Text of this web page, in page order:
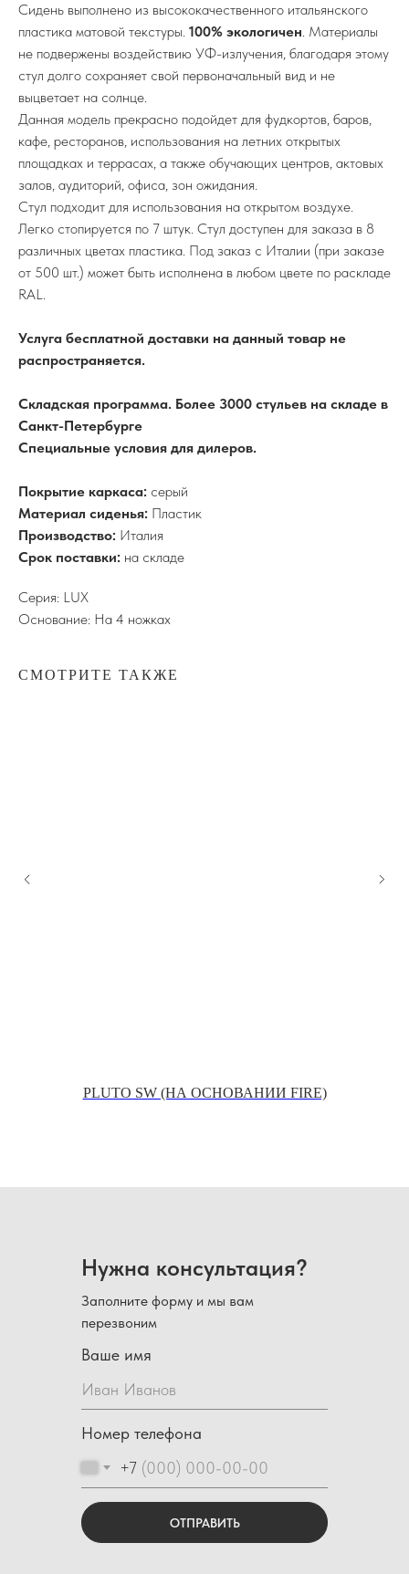
Сидень выполнено из высококачественного итальянского
пластика матовой текстуры. 100% экологичен. Материалы
не подвержены воздействию УФ-излучения, благодаря этому
стул долго сохраняет свой первоначальный вид и не
выцветает на солнце.
Данная модель прекрасно подойдет для фудкортов, баров,
кафе, ресторанов, использования на летних открытых
площадках и террасах, а также обучающих центров, актовых
залов, аудиторий, офиса, зон ожидания.
Стул подходит для использования на открытом воздухе.
Легко стопируется по 7 штук. Стул доступен для заказа в 8
различных цветах пластика. Под заказ с Италии (при заказе
от 500 шт.) может быть исполнена в любом цвете по раскладе
RAL.
Услуга бесплатной доставки на данный товар не
распространяется.
Складская программа. Более 3000 стульев на складе в
Санкт-Петербурге
Специальные условия для дилеров.
Покрытие каркаса: серый
Материал сиденья: Пластик
Производство: Италия
Срок поставки: на складе
Серия: LUX
Основание: На 4 ножках
СМОТРИТЕ ТАКЖЕ
PLUTO SW (НА ОСНОВАНИИ FIRE)
Ваше имя
Номер телефона
+7
ОТПРАВИТЬ
Нужна консультация?
Заполните форму и мы вам
перезвоним